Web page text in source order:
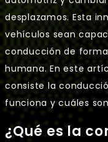
desplazamos. Esta
vehículos sean
conducción de
humana. En este
consiste la
funciona y cuáles
¿Qué es la